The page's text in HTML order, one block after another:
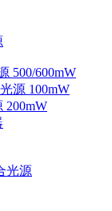
500/600mW
源 100mW
200mW
光源